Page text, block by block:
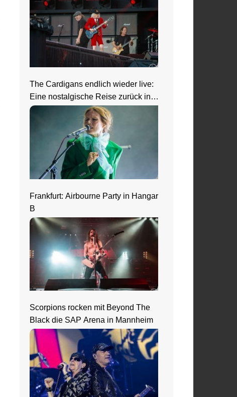
The Cardigans endlich wieder live:
Eine nostalgische Reise zurück in
die 90er beim Zeltfestival Rhein-
Frankfurt: Airbourne Party in Hangar
B
Scorpions rocken mit Beyond The
Black die SAP Arena in Mannheim